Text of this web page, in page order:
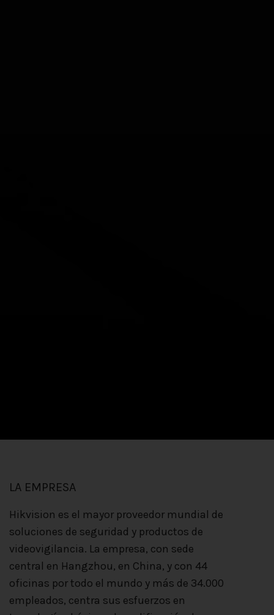
LA EMPRESA
Hikvision es el mayor proveedor mundial de
soluciones de seguridad y productos de
videovigilancia. La empresa, con sede
central en Hangzhou, en China, y con 44
oficinas por todo el mundo y más de 34.000
empleados, centra sus esfuerzos en